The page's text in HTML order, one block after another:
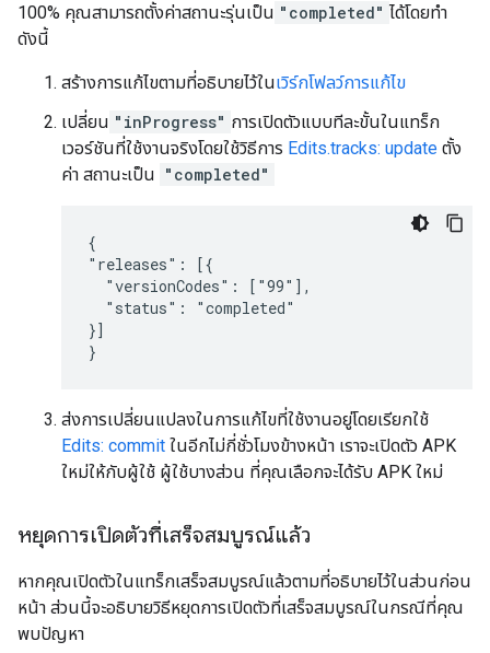
100% คุณสามารถตั้งค่าสถานะรุ่นเป็น "completed" ได้โดยทำ
ดังนี้
สร้างการแก้ไขตามที่อธิบายไว้ในเวิร์กโฟลว์การแก้ไข
เปลี่ยน "inProgress" การเปิดตัวแบบทีละขั้นในแทร็ก
เวอร์ชันที่ใช้งานจริงโดยใช้วิธีการ Edits.tracks: update ตั้ง
ค่า สถานะเป็น "completed"
{
"releases": [{
  "versionCodes": ["99"],
  "status": "completed"
}]
}
ส่งการเปลี่ยนแปลงในการแก้ไขที่ใช้งานอยู่โดยเรียกใช้
Edits: commit ในอีกไม่กี่ชั่วโมงข้างหน้า เราจะเปิดตัว APK
ใหม่ให้กับผู้ใช้ ผู้ใช้บางส่วน ที่คุณเลือกจะได้รับ APK ใหม่
หยุดการเปิดตัวที่เสร็จสมบูรณ์แล้ว
หากคุณเปิดตัวในแทร็กเสร็จสมบูรณ์แล้วตามที่อธิบายไว้ในส่วนก่อน
หน้า ส่วนนี้จะอธิบายวิธีหยุดการเปิดตัวที่เสร็จสมบูรณ์ในกรณีที่คุณ
พบปัญหา